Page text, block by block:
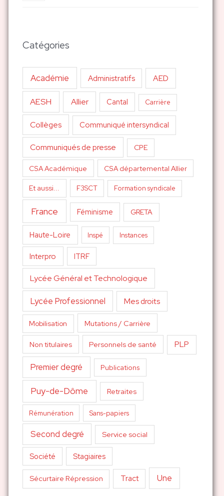
Catégories
Académie Administratifs AED
AESH Allier Cantal Carrière
Collèges Communiqué intersyndical
Communiqués de presse CPE
CSA Académique CSA départemental Allier
Et aussi... F3SCT Formation syndicale
France Féminisme GRETA
Haute-Loire Inspé Instances
Interpro ITRF
Lycée Général et Technologique
Lycée Professionnel Mes droits
Mobilisation Mutations / Carrière
Non titulaires Personnels de santé PLP
Premier degré Publications
Puy-de-Dôme Retraites
Rémunération Sans-papiers
Second degré Service social
Société Stagiaires
Sécurtaire Répression Tract Une